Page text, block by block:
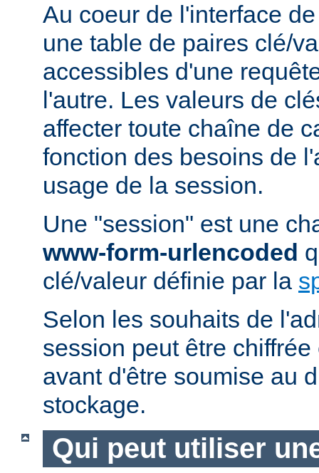
Au coeur de l'interface
une table de paires clé/
accessibles d'une
l'autre. Les valeurs de
affecter toute chaîne de
fonction des besoins de
usage de la session.
Une "session" est une
www-form-urlencoded
clé/valeur définie par la
Selon les souhaits de
session peut être
avant d'être soumise au
stockage.
Qui peut utiliser